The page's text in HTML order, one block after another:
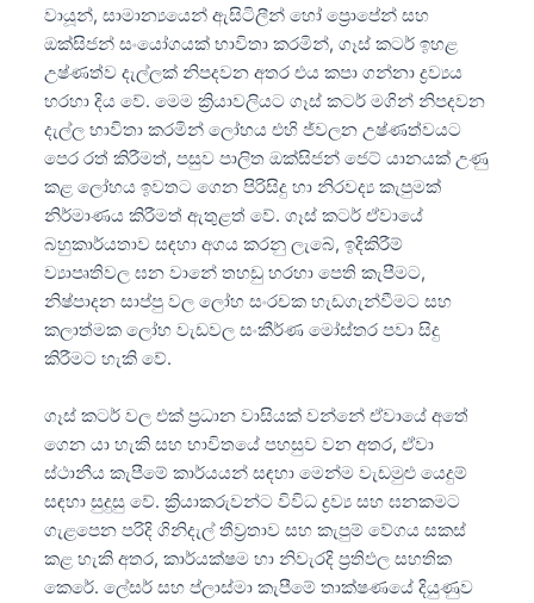
වායූන්, සාමාන්‍යයෙන් ඇසිටිලීන් හෝ ප්‍රොපේන් සහ
ඔක්සිජන් සංයෝගයක් භාවිතා කරමින්, ගෑස් කටර් ඉහළ
උෂ්ණත්ව දැල්ලක් නිපදවන අතර එය කපා ගන්නා ද්‍රව්‍යය
හරහා දිය වේ. මෙම ක්‍රියාවලියට ගෑස් කටර් මගින් නිපදවන
දැල්ල භාවිතා කරමින් ලෝහය එහි ජ්වලන උෂ්ණත්වයට
පෙර රත් කිරීමත්, පසුව පාලිත ඔක්සිජන් ජෙට් යානයක් උණු
කළ ලෝහය ඉවතට ගෙන පිරිසිදු හා නිරවද්‍ය කැපුමක්
නිර්මාණය කිරීමත් ඇතුළත් වේ. ගෑස් කටර් ඒවායේ
බහුකාර්යතාව සඳහා අගය කරනු ලැබේ, ඉදිකිරීම්
ව්‍යාපෘතිවල ඝන වානේ තහඩු හරහා පෙති කැපීමට,
නිෂ්පාදන සාප්පු වල ලෝහ සංරචක හැඩගැන්වීමට සහ
කලාත්මක ලෝහ වැඩවල සංකීර්ණ මෝස්තර පවා සිදු
කිරීමට හැකි වේ.
ගෑස් කටර් වල එක් ප්‍රධාන වාසියක් වන්නේ ඒවායේ අතේ
ගෙන යා හැකි සහ භාවිතයේ පහසුව වන අතර, ඒවා
ස්ථානීය කැපීමේ කාර්යයන් සඳහා මෙන්ම වැඩමුළු යෙදුම්
සඳහා සුදුසු වේ. ක්‍රියාකරුවන්ට විවිධ ද්‍රව්‍ය සහ ඝනකමට
ගැළපෙන පරිදි ගිනිදැල් තීව්‍රතාව සහ කැපුම් වේගය සකස්
කළ හැකි අතර, කාර්යක්ෂම හා නිවැරදි ප්‍රතිඵල සහතික
කෙරේ. ලේසර් සහ ප්ලාස්මා කැපීමේ තාක්ෂණයේ දියුණුව